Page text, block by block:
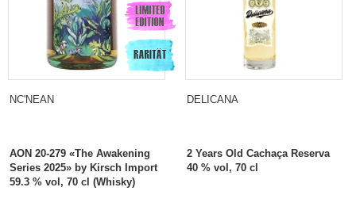
NC'NEAN
AON 20-279 «The Awakening
Series 2025» by Kirsch Import
59.3 % vol, 70 cl (Whisky)
DELICANA
2 Years Old Cachaça Reserva
40 % vol, 70 cl